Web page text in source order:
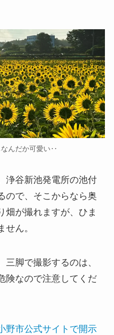
んだか可愛い‥
浄谷新池発電所の池付
ので、そこからなら奥
畑が撮れますが、ひま
ん。
三脚で撮影するのは、
険なので注意してくだ
野市公式サイトで開示